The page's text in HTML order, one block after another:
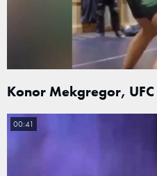
Konor Mekgregor, UFC
00:41